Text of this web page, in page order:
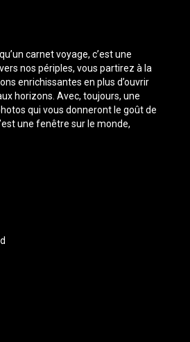
carnet voyage, c’est une
nos périples, vous partirez à la
enrichissantes en plus d’ouvrir
horizons. Avec, toujours, une
qui vous donneront le goût de
une fenêtre sur le monde,